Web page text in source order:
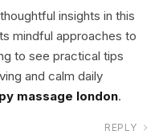
insights in this
mindful approaches to
to see practical tips
and calm daily
massage london.
REPLY